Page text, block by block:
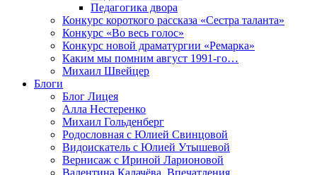
Педагогика двора
Конкурс короткого рассказа «Сестра таланта»
Конкурс «Во весь голос»
Конкурс новой драматургии «Ремарка»
Каким мы помним август 1991-го…
Михаил Швейцер
Блоги
Блог Лицея
Алла Нестеренко
Михаил Гольденберг
Родословная с Юлией Свинцовой
Видоискатель с Юлией Утышевой
Вернисаж с Ириной Ларионовой